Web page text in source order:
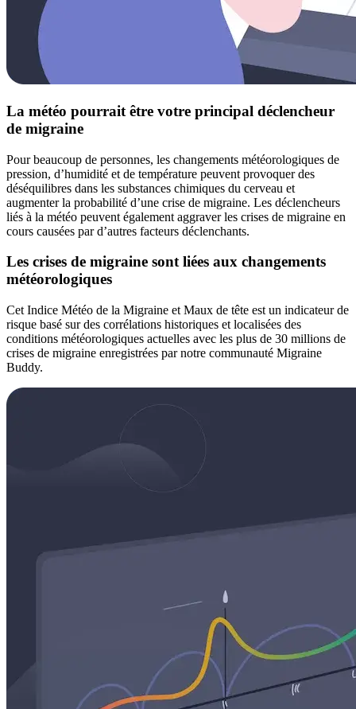
La météo pourrait être votre principal déclencheur
de migraine
Pour beaucoup de personnes, les changements météorologiques de
pression, d’humidité et de température peuvent provoquer des
déséquilibres dans les substances chimiques du cerveau et
augmenter la probabilité d’une crise de migraine. Les déclencheurs
liés à la météo peuvent également aggraver les crises de migraine en
cours causées par d’autres facteurs déclenchants.
Les crises de migraine sont liées aux changements
météorologiques
Cet Indice Météo de la Migraine et Maux de tête est un indicateur de
risque basé sur des corrélations historiques et localisées des
conditions météorologiques actuelles avec les plus de 30 millions de
crises de migraine enregistrées par notre communauté Migraine
Buddy.